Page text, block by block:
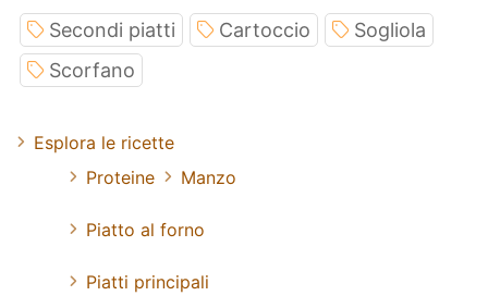
Secondi piatti Cartoccio
Sogliola
Scorfano
Esplora le ricette
Proteine
Manzo
Piatto al forno
Piatti principali